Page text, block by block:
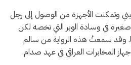
وتمكنت الأجهزة من الوصول إلى رجل
في وسادة الوبر التي تخصه لكن
وقد سمعتُ هذه الرواية من سالم
المخابرات العراقي في عهد صدام.